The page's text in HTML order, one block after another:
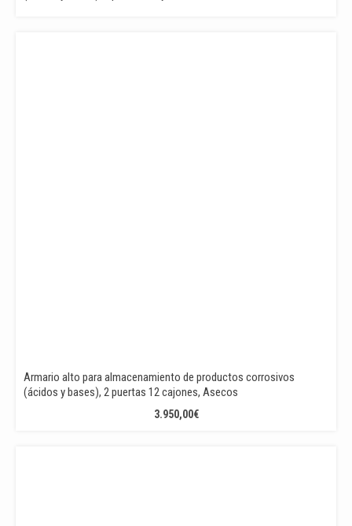
Armario alto para almacenamiento de productos corrosivos
(ácidos y bases), 2 puertas 12 cajones, Asecos
3.950,00€